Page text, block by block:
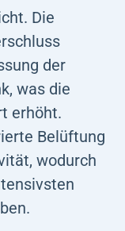
Die
der
was die
erhöht.
Belüftung
wodurch